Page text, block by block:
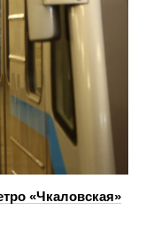
«Чкаловская»